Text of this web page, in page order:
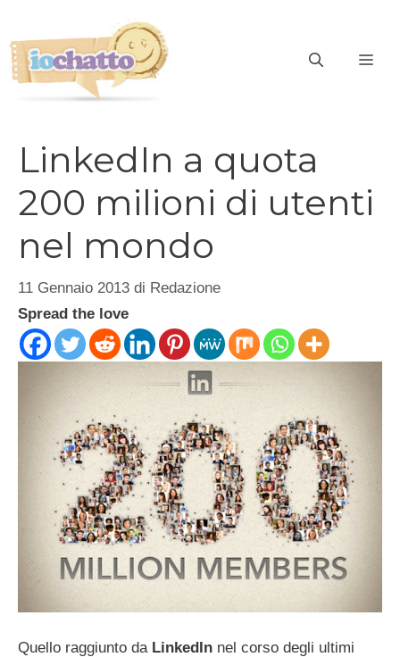
contenuto
LinkedIn a quota
200 milioni di utenti
nel mondo
11 Gennaio 2013 di Redazione
Spread the love
Quello raggiunto da LinkedIn nel corso degli ultimi